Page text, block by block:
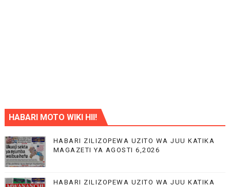
HABARI MOTO WIKI HII!
HABARI ZILIZOPEWA UZITO WA JUU KATIKA
MAGAZETI YA AGOSTI 6,2026
HABARI ZILIZOPEWA UZITO WA JUU KATIKA